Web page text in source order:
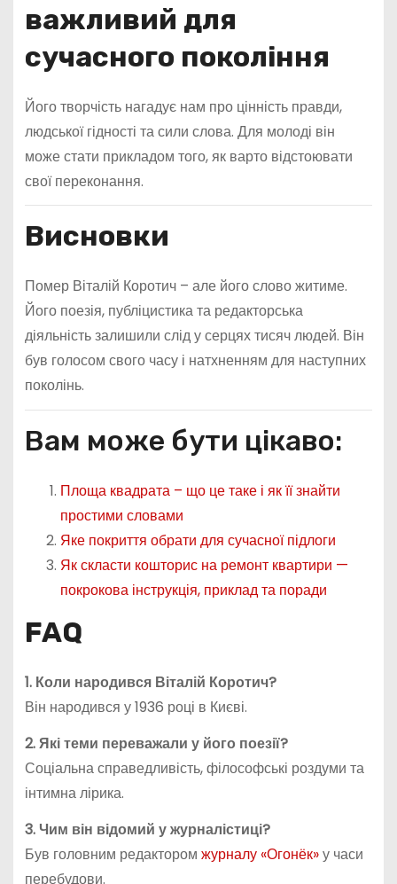
важливий для
сучасного покоління
Його творчість нагадує нам про цінність правди,
людської гідності та сили слова. Для молоді він
може стати прикладом того, як варто відстоювати
свої переконання.
Висновки
Помер Віталій Коротич – але його слово житиме.
Його поезія, публіцистика та редакторська
діяльність залишили слід у серцях тисяч людей. Він
був голосом свого часу і натхненням для наступних
поколінь.
Вам може бути цікаво:
Площа квадрата – що це таке і як її знайти
простими словами
Яке покриття обрати для сучасної підлоги
Як скласти кошторис на ремонт квартири —
покрокова інструкція, приклад та поради
FAQ
1. Коли народився Віталій Коротич?
Він народився у 1936 році в Києві.
2. Які теми переважали у його поезії?
Соціальна справедливість, філософські роздуми та
інтимна лірика.
3. Чим він відомий у журналістиці?
Був головним редактором журналу «Огонёк»у часи
перебудови.